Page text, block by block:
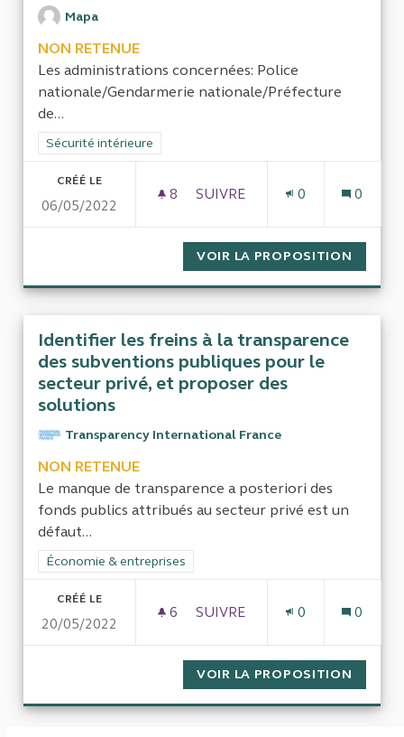
Mapa
NON RETENUE
Les administrations concernées: Police
nationale/Gendarmerie nationale/Préfecture
de...
Filtrer les résultats de la catégorie : Sécurité intérieure
Sécurité intérieure
CRÉÉ LE
06/05/2022
8 8 ABONNÉS
SUIVRE
0 0
VOIR LA PROPOSITION
Identifier les freins à la transparence
des subventions publiques pour le
secteur privé, et proposer des
solutions
Transparency International France
NON RETENUE
Le manque de transparence a posteriori des
fonds publics attribués au secteur privé est un
défaut...
Filtrer les résultats de la catégorie : Économie & entreprises
Économie & entreprises
CRÉÉ LE
20/05/2022
6 6 ABONNÉS
SUIVRE
0 0
VOIR LA PROPOSITION